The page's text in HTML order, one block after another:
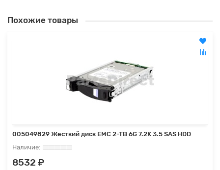
Похожие товары
005049829 Жесткий диск EMC 2-TB 6G 7.2K 3.5 SAS HDD
8532 ₽